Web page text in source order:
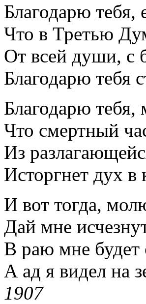
Благодарю тебя,
Что в Третью
От всей души, с
Благодарю тебя
Благодарю
Что смертный
Из
Исторгнет дух в
И вот тогда,
Дай мне
В раю мне будет
А ад я видел на
1907